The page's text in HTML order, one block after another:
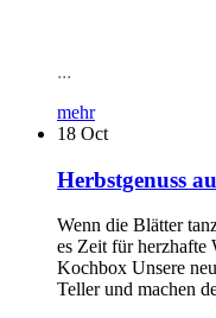
...
mehr
18 Oct
Herbstgenuss
Wenn die Blätter
es Zeit für
Kochbox Unsere
Teller und machen